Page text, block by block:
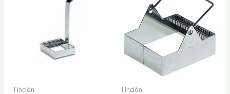
Tinción Tinción